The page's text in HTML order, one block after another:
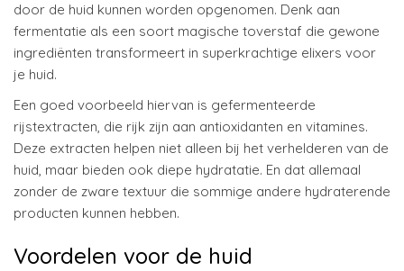
door de huid kunnen worden opgenomen. Denk aan
fermentatie als een soort magische toverstaf die gewone
ingrediënten transformeert in superkrachtige elixers voor
je huid.
Een goed voorbeeld hiervan is gefermenteerde
rijstextracten, die rijk zijn aan antioxidanten en vitamines.
Deze extracten helpen niet alleen bij het verhelderen van de
huid, maar bieden ook diepe hydratatie. En dat allemaal
zonder de zware textuur die sommige andere hydraterende
producten kunnen hebben.
Voordelen voor de huid